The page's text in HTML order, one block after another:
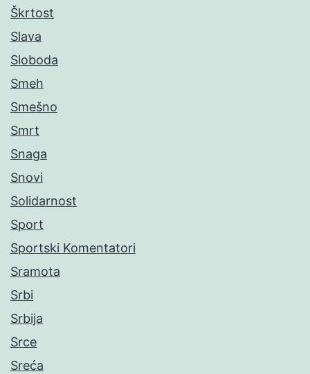
Škrtost
Slava
Sloboda
Smeh
Smešno
Smrt
Snaga
Snovi
Solidarnost
Sport
Sportski Komentatori
Sramota
Srbi
Srbija
Srce
Sreća